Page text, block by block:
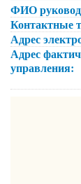
ФИО
Контактные
Адрес
Адрес
управления: